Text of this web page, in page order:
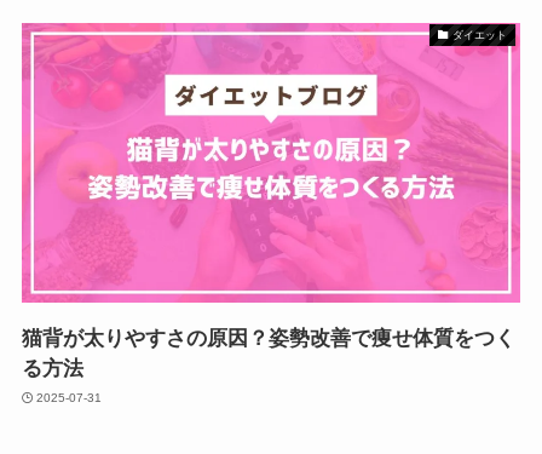
ダイエット
猫背が太りやすさの原因？姿勢改善で痩せ体質をつく
る方法
2025-07-31